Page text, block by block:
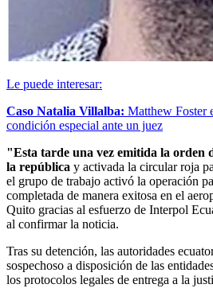
Le puede interesar:
Caso Natalia Villalba: Matthew Foster
condición especial ante un juez
"Esta tarde una vez emitida la orden
la república y activada la circular roja
el grupo de trabajo activó la operación
completada de manera exitosa en el
Quito gracias al esfuerzo de Interpol
al confirmar la noticia.
Tras su detención, las autoridades
sospechoso a disposición de las
los protocolos legales de entrega a la